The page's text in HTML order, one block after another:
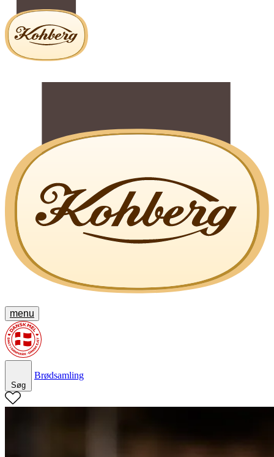
menu
Søg
Brødsamling